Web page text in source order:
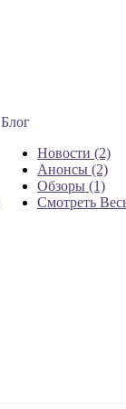
Блог
Новости (2)
Анонсы (2)
Обзоры (1)
Смотреть